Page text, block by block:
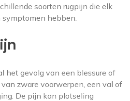
soorten rugpijn die elk
hebben.
het gevolg van een blessure of
zware voorwerpen, een val of
De pijn kan plotseling